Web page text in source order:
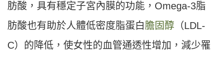
肪酸，具有穩定子宮內膜的功能，Omega-3脂
肪酸也有助於人體低密度脂蛋白膽固醇 （LDL-
C）的降低，使女性的血管通透性增加，減少罹